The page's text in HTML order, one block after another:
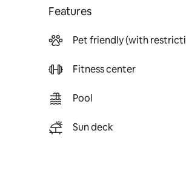
Features
Pet friendly (with
Fitness center
Pool
Sun deck